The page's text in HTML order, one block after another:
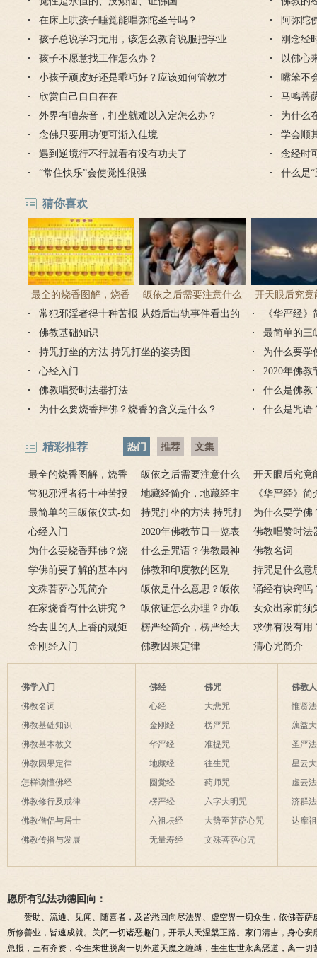
在床上哄孩子睡觉能唱弥陀圣号吗？
孩子总说学习无用，该怎么教育说服把学业
完成？
孩子不愿意找工作怎么办？
小孩子顽皮好还是乖巧好？应该如何管教才
对？
欣赏自己自自在在
外界有嘈杂音，打坐就难以入定怎么办？
念佛只要用功便可渐入佳境
遇到逆境行不行就看有没有功夫了
“常住快乐”会使觉性很强
阿弥陀
迎弥陀
刚念经
什么？
以佛心
嘴笨不
马鸣菩
为什么
学会顺
雨
念经时
什么是
猜你喜欢
最全的烧香图解，烧香
有何含义与讲究？
皈依之后需要注意什么
吗 皈依佛门后的注意事
开天眼后究竟
么？
常犯邪淫者得十种苦报 从婚后出轨事件看出的
因果报应
《华严经
佛教基础知识
最简单的三
持咒打坐的方法 持咒打坐的姿势图
为什么要学
心经入门
2020年佛教
佛教唱赞时法器打法
什么是佛教
为什么要烧香拜佛？烧香的含义是什么？
什么是咒语
精彩推荐 热门 推荐 文集
最全的烧香图解，烧香
有何含义与讲究？
皈依之后需要注意什么
吗 皈依佛门后的注意事
项
开天眼后究竟
么？
常犯邪淫者得十种苦报
从婚后出轨事件看出的因
果报应
地藏经简介，地藏经主
要讲什么？
《华严经》简
广佛华严经讲
最简单的三皈依仪式-如
何授三皈五戒居士仪轨
持咒打坐的方法 持咒打
坐的姿势图
为什么要学佛
用呢？
心经入门 2020年佛教节日一览表
佛教唱赞时法
为什么要烧香拜佛？烧
香的含义是什么？
什么是咒语？佛教最神
奇的九个咒语
佛教名词
学佛前要了解的基本内
容
佛教和印度教的区别
持咒是什么意
持咒？
文殊菩萨心咒简介
皈依是什么意思？皈依
三宝又是什么意思？
诵经有诀窍吗
十二条诀窍
在家烧香有什么讲究？
一些禁忌千万不要触
碰！
皈依证怎么办理？办皈
依证后的忌讳是什么？
女众出家前须
只有一次出家
给去世的人上香的规矩
楞严经简介，楞严经大
致在讲什么？
求佛有没有用
说佛菩萨可以
金刚经入门 佛教因果定律 清心咒简介
佛学入门
佛教名词
佛教基础知识
佛教基本教义
佛教因果定律
怎样读懂佛经
佛教修行及戒律
佛教僧侣与居士
佛教传播与发展
佛经
心经
金刚经
华严经
地藏经
圆觉经
楞严经
六祖坛经
无量寿经
佛咒
大悲咒
楞严咒
准提咒
往生咒
药师咒
六字大明咒
大势至菩萨心咒
文殊菩萨心咒
佛教
惟贤
蕅益
圣严
星云
虚云
济群
达摩
愿所有弘法功德回向：
赞助、流通、见闻、随喜者，及皆悉回向尽法界、虚空界一切众生，依佛菩
所修善业，皆速成就。关闭一切诸恶趣门，开示人天涅槃正路。家门清吉，身心
总报，三有齐资，今生来世脱离一切外道天魔之缠缚，生生世世永离恶道，离一